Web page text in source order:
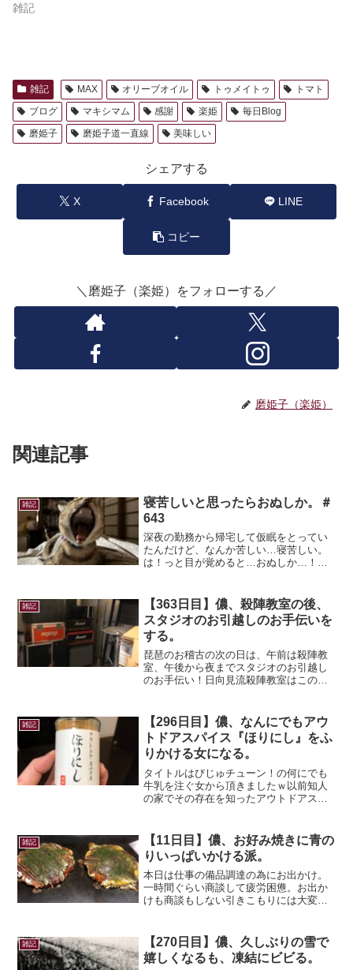
雑記
雑記 MAX オリーブオイル トゥメイトゥ
トマト
ブログ
マキシマム 感謝 楽姫
毎日Blog
磨姫子
磨姫子道一直線 美味しい
シェアする
X Facebook LINE
コピー
＼磨姫子（楽姫）をフォローする／
磨姫子（楽姫）
関連記事
雑記
寝苦しいと思ったらおぬしか。＃
643
深夜の勤務から帰宅して仮眠をとってい
たんだけど、なんか苦しい…寝苦しい。
は！っと目が覚めると…おぬしか…！ち
なんですけどｗ最近蝉丸も私も太り気味
なので、落ち着いたらダイ...
雑記
【363日目】儂、殺陣教室の後、
スタジオのお引越しのお手伝いを
する。
琵琶のお稽古の次の日は、午前は殺陣教
室、午後から夜までスタジオのお引越し
のお手伝い！日向見流殺陣教室はこの日
なアドバイスで、どんどん良くなってい
く。初動の遅れや...
雑記
【296日目】儂、なんにでもアウ
トドアスパイス『ほりにし』をふ
りかける女になる。
タイトルはびじゅチューン！の何にでも
牛乳を注ぐ女から頂きましたｗ以前知人
の家でその存在を知ったアウトドアスパ
ているお店に行くことが出来ず。バイク
でカラビナが必要になり...
雑記
【11日目】儂、お好み焼きに青の
りいっぱいかける派。
本日は仕事の備品調達の為にお出かけ。
一時間ぐらい商談して疲労困憊。お出か
けも商談もしない引きこもりには大変で
かける派！後の事は気にしない！！ｗ明
日は明日で朝から道場の修...
雑記
【270日目】儂、久しぶりの雪で
嬉しくなるも、凍結にビビる。